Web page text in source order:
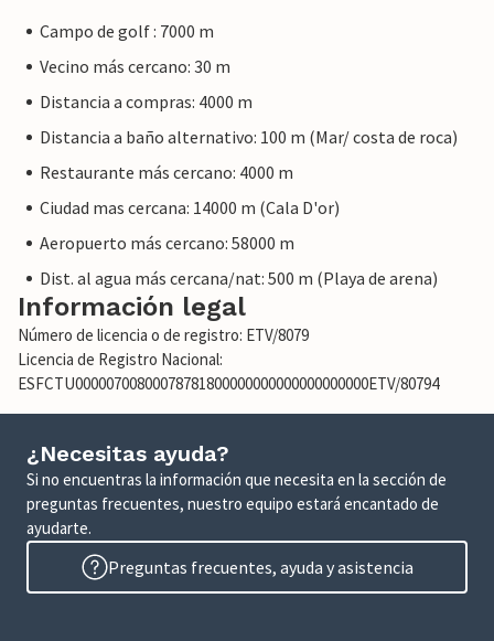
Campo de golf : 7000 m
Vecino más cercano: 30 m
Distancia a compras: 4000 m
Distancia a baño alternativo: 100 m (Mar/ costa de roca)
Restaurante más cercano: 4000 m
Ciudad mas cercana: 14000 m (Cala D'or)
Aeropuerto más cercano: 58000 m
Dist. al agua más cercana/nat: 500 m (Playa de arena)
Información legal
Número de licencia o de registro: ETV/8079
Licencia de Registro Nacional:
ESFCTU00000700800078781800000000000000000000ETV/80794
¿Necesitas ayuda?
Si no encuentras la información que necesita en la sección de
preguntas frecuentes, nuestro equipo estará encantado de
ayudarte.
Preguntas frecuentes, ayuda y asistencia